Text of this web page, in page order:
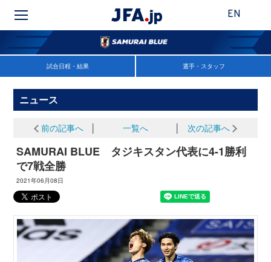
EN
試合日程・結果 選手・スタッフ
ニュース
前の記事へ 一覧へ 次の記事へ
SAMURAI BLUE タジキスタン代表に4-1勝利
で7戦全勝
2021年06月08日